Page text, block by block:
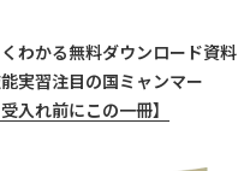
わかる無料ダウンロード資料
能実習注目の国ミャンマー
受入れ前にこの一冊】